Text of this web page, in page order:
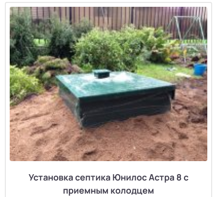
Установка септика Юнилос Астра 8 с
приемным колодцем